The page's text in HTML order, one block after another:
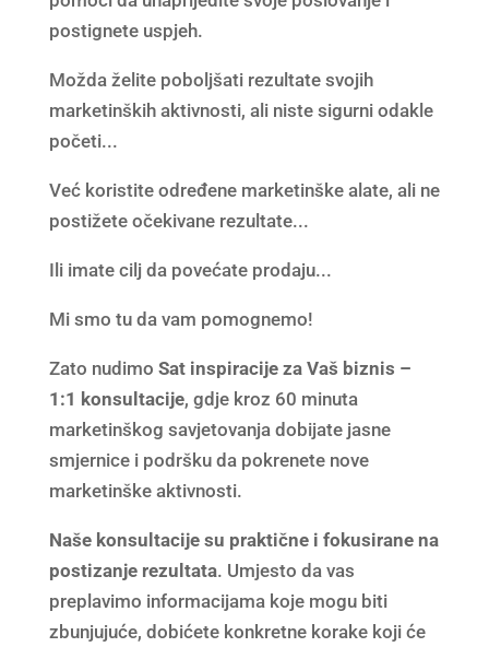
postignete uspjeh.
Možda želite poboljšati rezultate svojih
marketinških aktivnosti, ali niste sigurni odakle
početi...
Već koristite određene marketinške alate, ali ne
postižete očekivane rezultate...
Ili imate cilj da povećate prodaju...
Mi smo tu da vam pomognemo!
Zato nudimo Sat inspiracije za Vaš biznis –
1:1 konsultacije, gdje kroz 60 minuta
marketinškog savjetovanja dobijate jasne
smjernice i podršku da pokrenete nove
marketinške aktivnosti.
Naše konsultacije su praktične i fokusirane na
postizanje rezultata. Umjesto da vas
preplavimo informacijama koje mogu biti
zbunjujuće, dobićete konkretne korake koji će